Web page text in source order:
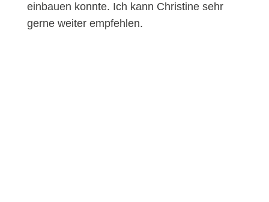
einbauen konnte. Ich kann Christine sehr
gerne weiter empfehlen.